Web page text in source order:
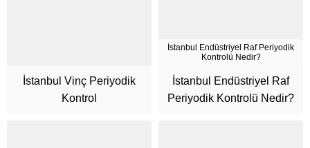
İstanbul Vinç Periyodik
Kontrol
İstanbul Endüstriyel Raf Periyodik
Kontrolü Nedir?
İstanbul Endüstriyel Raf
Periyodik Kontrolü Nedir?